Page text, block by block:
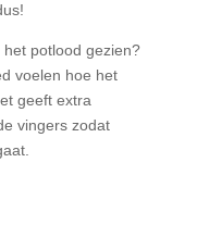
potlood gezien?
voelen hoe het
geeft extra
vingers zodat